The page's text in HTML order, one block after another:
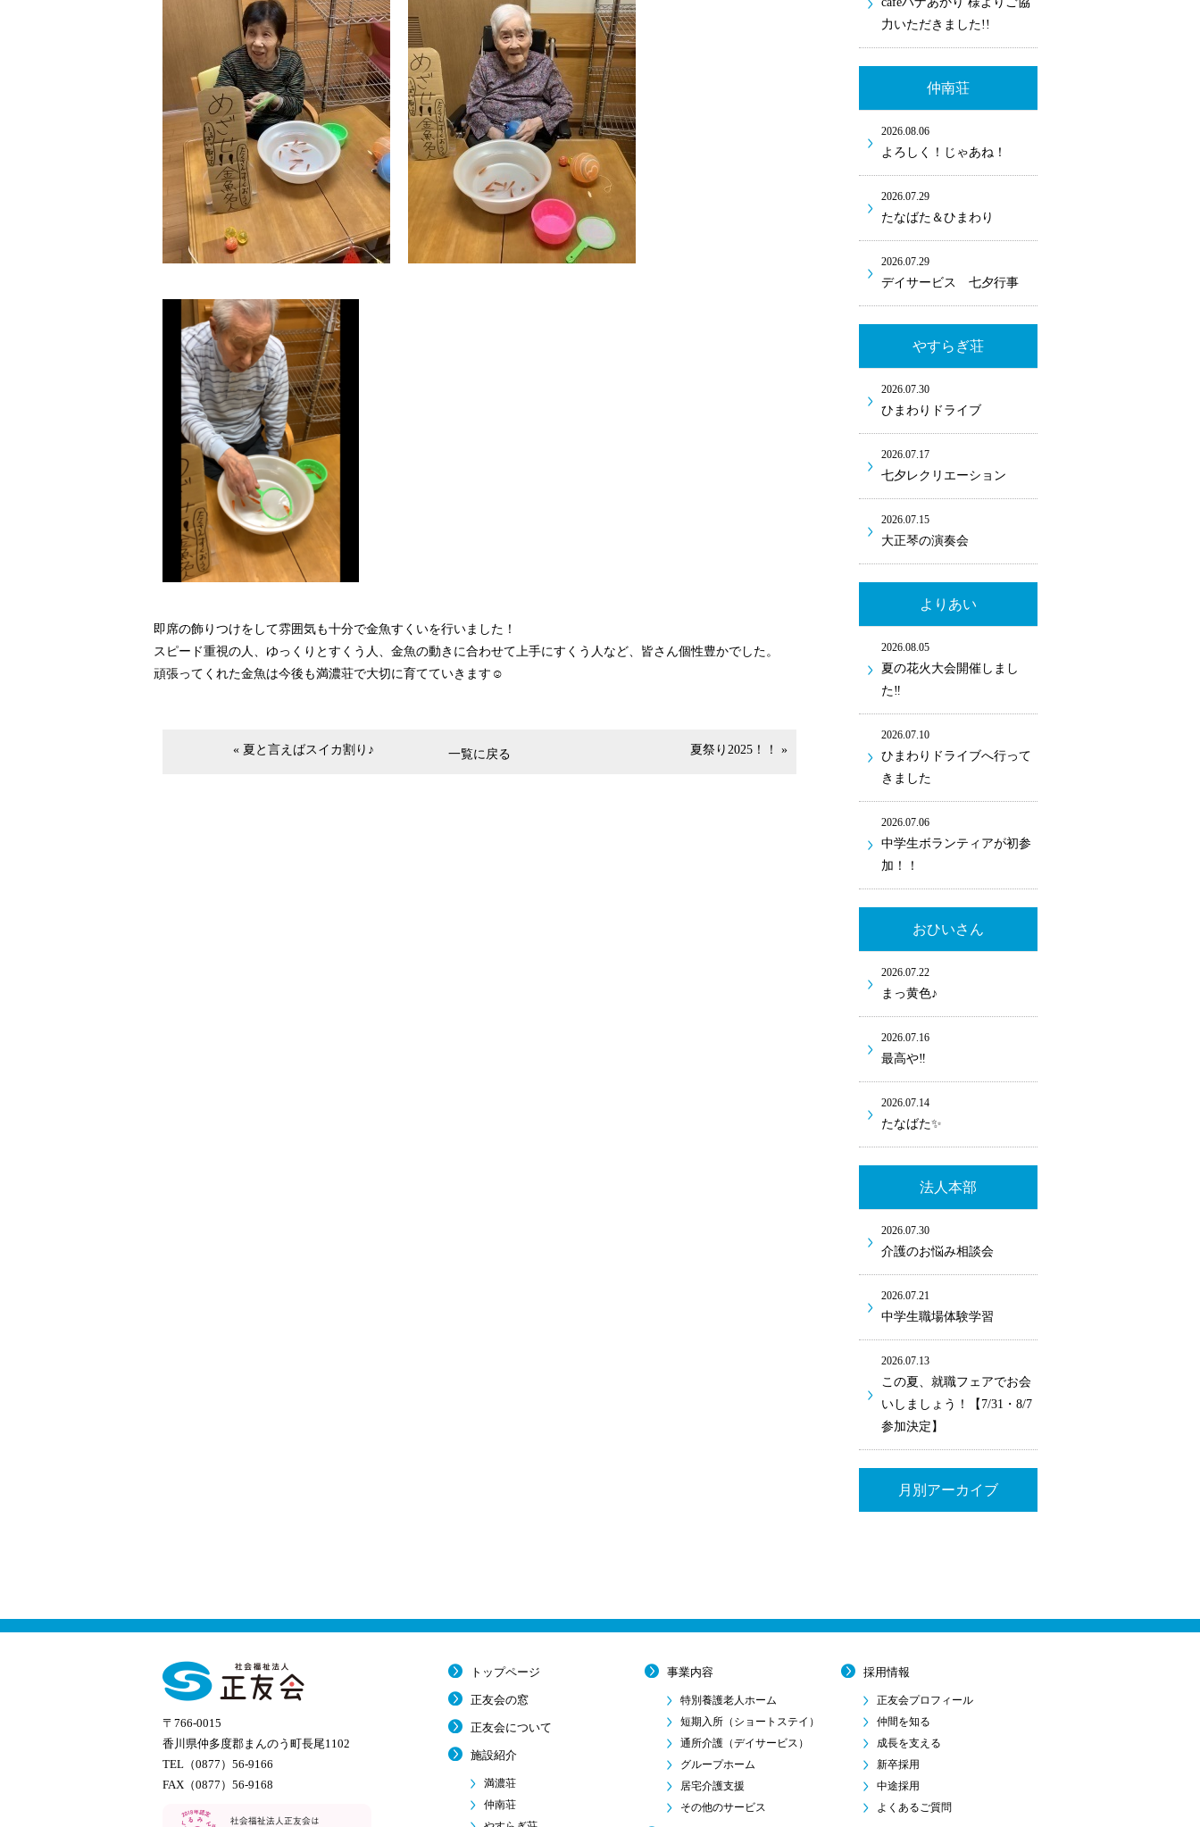
即席の飾りつけをして雰囲気も十分で金魚すくいを行いました！
スピード重視の人、ゆっくりとすくう人、金魚の動きに合わせて上手にすくう人など、皆さん個性豊かでした。
頑張ってくれた金魚は今後も満濃荘で大切に育てていきます☺
« 夏と言えばスイカ割り♪ 夏祭り2025！！ »
一覧に戻る
力いただきました!!
仲南荘
2026.08.06
よろしく！じゃあね！
2026.07.29
たなばた＆ひまわり
2026.07.29
デイサービス 七夕行事
やすらぎ荘
2026.07.30
ひまわりドライブ
2026.07.17
七夕レクリエーション
2026.07.15
大正琴の演奏会
よりあい
2026.08.05
夏の花火大会開催しまし
た‼
2026.07.10
ひまわりドライブへ行って
きました
2026.07.06
中学生ボランティアが初参
加！！
おひいさん
2026.07.22
まっ黄色♪
2026.07.16
最高や‼
2026.07.14
たなばた✨
法人本部
2026.07.30
介護のお悩み相談会
2026.07.21
中学生職場体験学習
2026.07.13
この夏、就職フェアでお会
いしましょう！【7/31・8/7
参加決定】
月別アーカイブ
〒766-0015
香川県仲多度郡まんのう町長尾1102
TEL（0877）56-9166
FAX（0877）56-9168
トップページ
正友会の窓
正友会について
施設紹介
満濃荘
仲南荘
事業内容
特別養護老人ホーム
短期入所 （ショートステイ）
通所介護 （デイサービス）
グループホーム
居宅介護支援
その他のサービス
採用情報
正友会プロフィール
仲間を知る
成長を支える
新卒採用
中途採用
よくあるご質問